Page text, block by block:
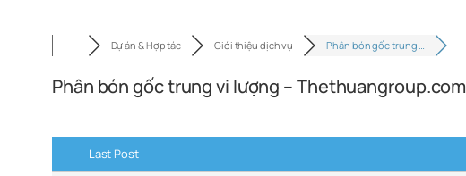
Dự án & Hợp tác Giới thiệu dịch vụ Phân bón gốc trung …
Phân bón gốc trung vi lượng – Thethuangroup.com
Last Post